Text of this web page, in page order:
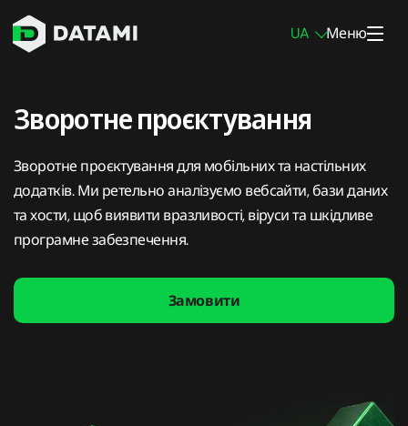
Послуги тестування на проникнення
Пентест інфраструктури
Пентест мобільних додатків
Зовнішній пентест
UA Меню
Зворотне проєктування
Зворотне проєктування для мобільних та настільних
додатків. Ми ретельно аналізуємо вебсайти, бази даних
та хости, щоб виявити вразливості, віруси та шкідливе
програмне забезпечення.
Замовити